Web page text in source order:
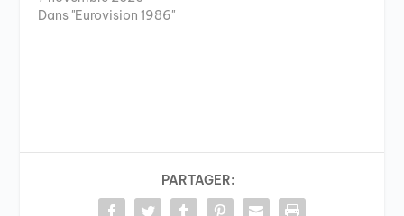
Dans "Eurovision 1986"
PARTAGER: